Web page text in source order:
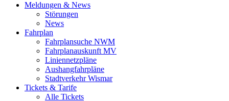
Meldungen & News
Störungen
News
Fahrplan
Fahrplansuche NWM
Fahrplanauskunft MV
Liniennetzpläne
Aushangfahrpläne
Stadtverkehr Wismar
Tickets & Tarife
Alle Tickets